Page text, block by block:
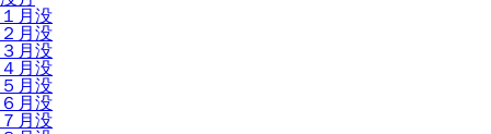
１月没
２月没
３月没
４月没
５月没
６月没
７月没